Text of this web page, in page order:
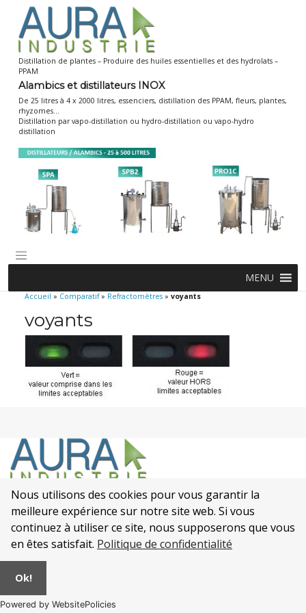
Nous utilisons des cookies pour vous garantir la
meilleure expérience sur notre site web. Si vous
continuez à utiliser ce site, nous supposerons que vous
en êtes satisfait. Politique de confidentialité
Ok!
Powered by WebsitePolicies
content
Distillation de plantes – Produire des huiles essentielles et des hydrolats –
PPAM
Alambics et distillateurs INOX
De 25 litres à 4 x 2000 litres, essenciers, distillation des PPAM, fleurs, plantes,
rhyzomes…
Distillation par vapo-distillation ou hydro-distillation ou vapo-hydro
distillation
MENU
Accueil » Comparatif» Refractomètres » voyants
voyants
Qui sommes nous ?
Mentions légales
CONDITIONS GENERALES DE VENTE de la SOCIÉTÉ AURA
Politique de confidentialité
.
© 2026 Alambics et Distillateurs INOX|AURA Industrie